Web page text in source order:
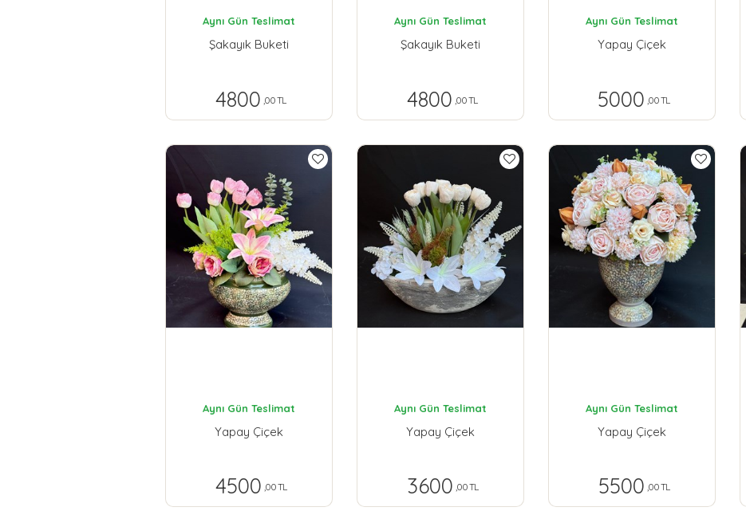
Aynı Gün Teslimat
Şakayık Buketi
4800 ,00 TL
Aynı Gün Teslimat
Şakayık Buketi
4800 ,00 TL
Aynı Gün Teslimat
Yapay Çiçek
5000 ,00 TL
Aynı Gün Teslimat
Yapay Çiçek
4500 ,00 TL
Aynı Gün Teslimat
Yapay Çiçek
3600 ,00 TL
Aynı Gün Teslimat
Yapay Çiçek
5500 ,00 TL